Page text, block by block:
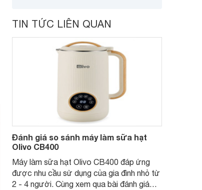
TIN TỨC LIÊN QUAN
Đánh giá so sánh máy làm sữa hạt
Olivo CB400
Máy làm sữa hạt Olivo CB400 đáp ứng
được nhu cầu sử dụng của gia đình nhỏ từ
2 - 4 người. Cùng xem qua bài đánh giá